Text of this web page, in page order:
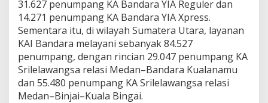
t
,
1
3
0
R
i
b
u
31.627 penumpang KA Bandara YIA Reguler dan
14.271 penumpang KA Bandara YIA Xpress.
Sementara itu, di wilayah Sumatera Utara, layanan
KAI Bandara melayani sebanyak 84.527
penumpang, dengan rincian 29.047 penumpang KA
Srilelawangsa relasi Medan–Bandara Kualanamu
dan 55.480 penumpang KA Srilelawangsa relasi
Medan–Binjai–Kuala Bingai.